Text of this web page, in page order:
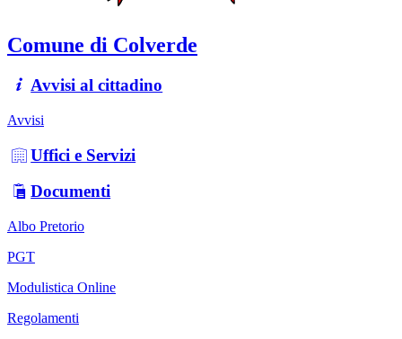
Comune di Colverde
Avvisi al cittadino
Avvisi
Uffici e Servizi
Documenti
Albo Pretorio
PGT
Modulistica Online
Regolamenti